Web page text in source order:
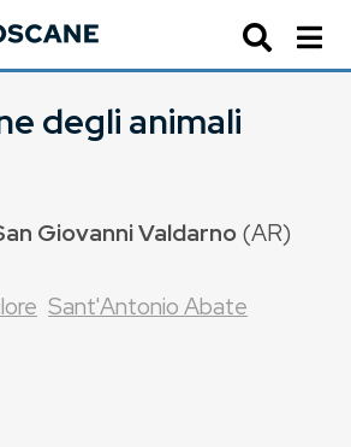
degli animali
Giovanni Valdarno(AR)
Sant'Antonio Abate